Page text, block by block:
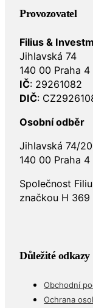
Provozovatel
Filius &
Jihlavská 74
140 00 Praha 4
IČ: 29261082
DIČ:
Osobní odběr
Jihlavská 74/
140 00 Praha 4
Společnost
značkou H 369
Důležité odkazy
Obchodní
Ochrana